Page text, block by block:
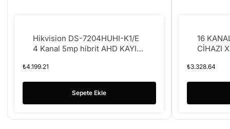
Hikvision DS-7204HUHI-K1/E
4 Kanal 5mp hibrit AHD KAYIT
₺4.199.21
Sepete Ekle
16
CİHAZI
₺3.328.64